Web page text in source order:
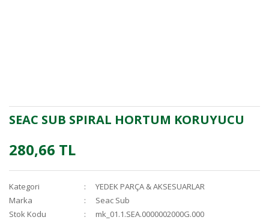
SEAC SUB SPIRAL HORTUM KORUYUCU
280,66 TL
Kategori
YEDEK PARÇA & AKSESUARLAR
Marka
Seac Sub
Stok Kodu
mk_01.1.SEA.0000002000G.000